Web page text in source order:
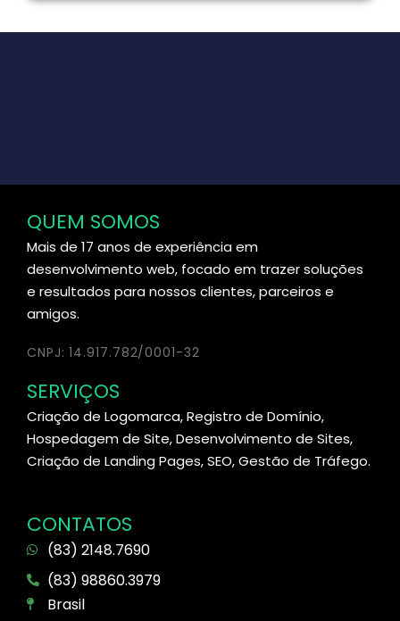
QUEM SOMOS
Mais de 17 anos de experiência em
desenvolvimento web, focado em trazer soluções
e resultados para nossos clientes, parceiros e
amigos.
CNPJ: 14.917.782/0001-32
SERVIÇOS
Criação de Logomarca, Registro de Domínio,
Hospedagem de Site, Desenvolvimento de Sites,
Criação de Landing Pages, SEO, Gestão de Tráfego.
CONTATOS
(83) 2148.7690
(83) 98860.3979
Brasil